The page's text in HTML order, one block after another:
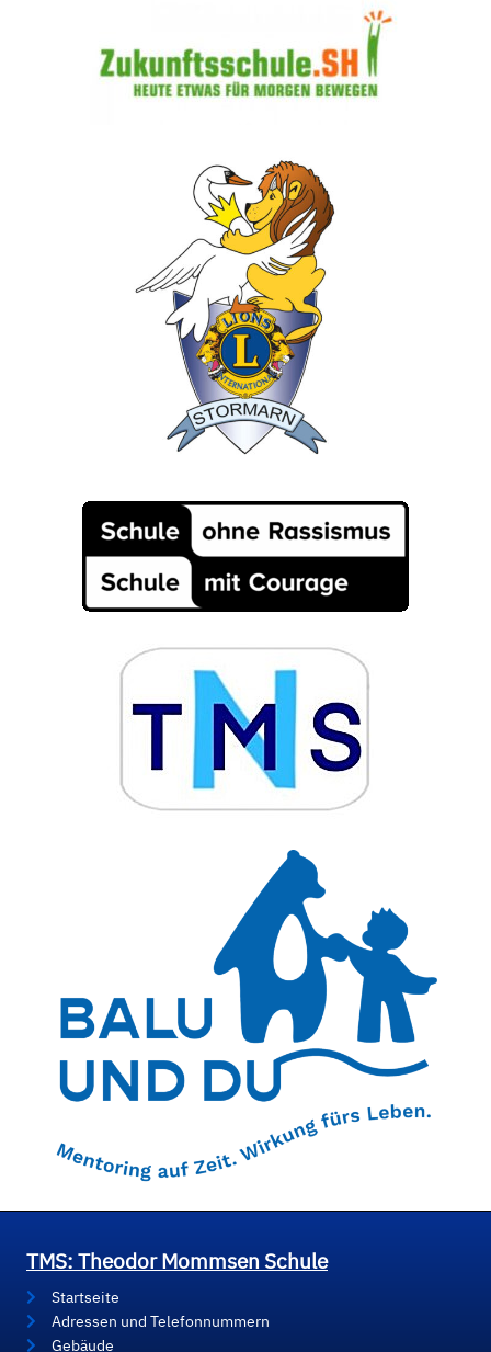
TMS: Theodor Mommsen Schule
Startseite
Adressen und Telefonnummern
Gebäude